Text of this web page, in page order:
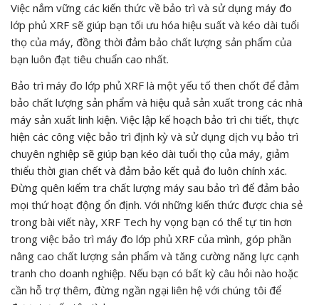
Việc nắm vững các kiến thức về bảo trì và sử dụng máy đo
lớp phủ XRF sẽ giúp bạn tối ưu hóa hiệu suất và kéo dài tuổi
thọ của máy, đồng thời đảm bảo chất lượng sản phẩm của
bạn luôn đạt tiêu chuẩn cao nhất.
Bảo trì máy đo lớp phủ XRF là một yếu tố then chốt để đảm
bảo chất lượng sản phẩm và hiệu quả sản xuất trong các nhà
máy sản xuất linh kiện. Việc lập kế hoạch bảo trì chi tiết, thực
hiện các công việc bảo trì định kỳ và sử dụng dịch vụ bảo trì
chuyên nghiệp sẽ giúp bạn kéo dài tuổi thọ của máy, giảm
thiểu thời gian chết và đảm bảo kết quả đo luôn chính xác.
Đừng quên kiểm tra chất lượng máy sau bảo trì để đảm bảo
mọi thứ hoạt động ổn định. Với những kiến thức được chia sẻ
trong bài viết này, XRF Tech hy vọng bạn có thể tự tin hơn
trong việc bảo trì máy đo lớp phủ XRF của mình, góp phần
nâng cao chất lượng sản phẩm và tăng cường năng lực cạnh
tranh cho doanh nghiệp. Nếu bạn có bất kỳ câu hỏi nào hoặc
cần hỗ trợ thêm, đừng ngần ngại liên hệ với chúng tôi để